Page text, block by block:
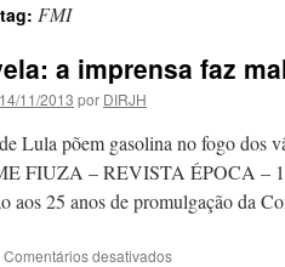
FMI
a imprensa faz
14/11/2013 por DIRJH
Lula põem gasolina no fogo dos
FIUZA – REVISTA ÉPOCA –
aos 25 anos de promulgação da
Comentários desativadosem